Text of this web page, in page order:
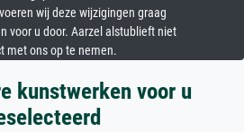
wij deze wijzigingen graag
voor u door. Aarzel alstublieft niet
met ons op te nemen.
kunstwerken voor u